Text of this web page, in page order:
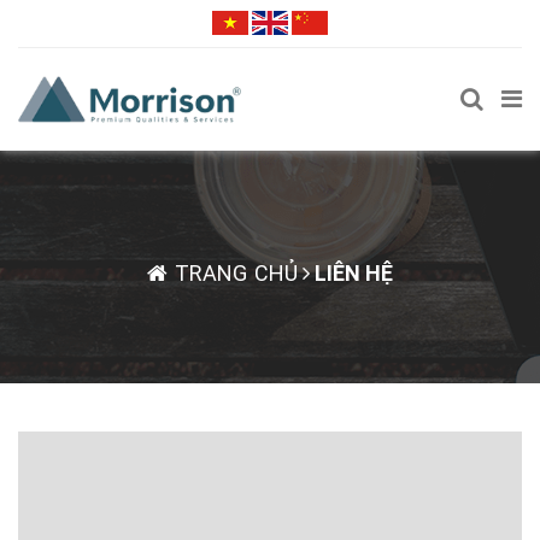
TRANG CHỦ LIÊN HỆ